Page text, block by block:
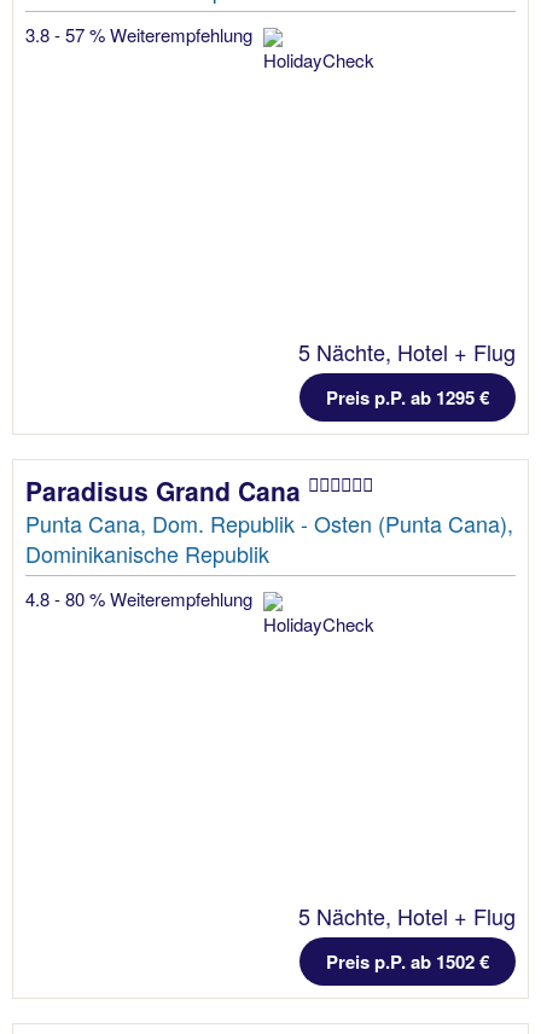
3.8 - 57 % Weiterempfehlung
5 Nächte, Hotel + Flug
Preis p.P. ab 1295 €
Paradisus Grand Cana
Punta Cana, Dom. Republik - Osten (Punta Cana),
Dominikanische Republik
4.8 - 80 % Weiterempfehlung
5 Nächte, Hotel + Flug
Preis p.P. ab 1502 €